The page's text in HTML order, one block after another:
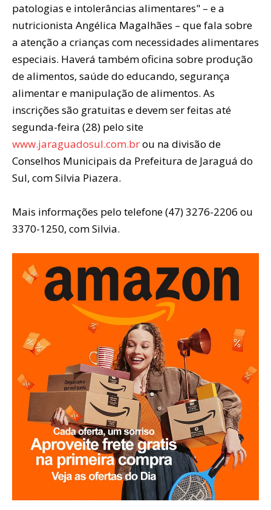
patologias e intolerâncias alimentares" – e a
nutricionista Angélica Magalhães – que fala sobre
a atenção a crianças com necessidades alimentares
especiais. Haverá também oficina sobre produção
de alimentos, saúde do educando, segurança
alimentar e manipulação de alimentos. As
inscrições são gratuitas e devem ser feitas até
segunda-feira (28) pelo site
www.jaraguadosul.com.brou na divisão de
Conselhos Municipais da Prefeitura de Jaraguá do
Sul, com Silvia Piazera.
Mais informações pelo telefone (47) 3276-2206 ou
3370-1250, com Silvia.